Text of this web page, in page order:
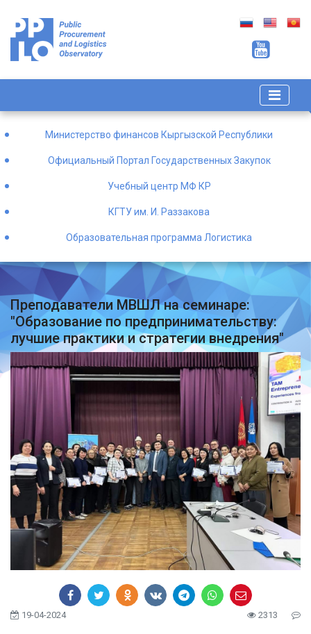
Министерство финансов Кыргызской Республики
Официальный Портал Государственных Закупок
Учебный центр МФ КР
КГТУ им. И. Раззакова
Образовательная программа Логистика
Преподаватели МВШЛ на семинаре:
"Образование по предпринимательству:
лучшие практики и стратегии внедрения"
19-04-2024 2313